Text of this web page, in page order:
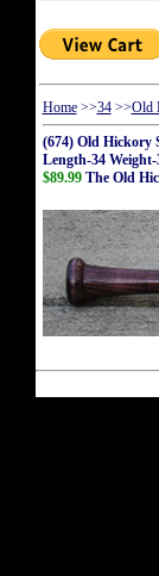
Home>>34>>Old
(674) Old Hickory
Length-34
$89.99The Old